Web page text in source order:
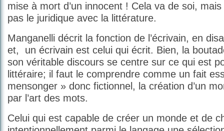
mise à mort d’un innocent ! Cela va de soi,
pas le juridique avec la littérature.
Manganelli décrit la fonction de l’écrivain, en
et, un écrivain est celui qui écrit. Bien, la
son véritable discours se centre sur ce qui est
littéraire; il faut le comprendre comme un fait
mensonger » donc fictionnel, la création d’un
par l’art des mots.
Celui qui est capable de créer un monde et de